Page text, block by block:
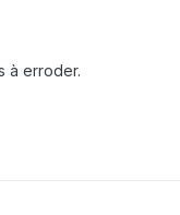
à erroder.